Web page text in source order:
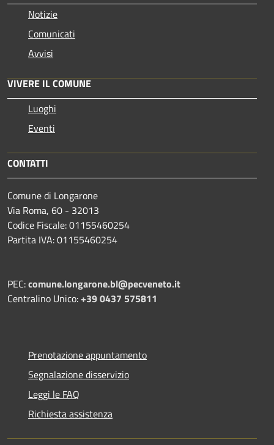
Notizie
Comunicati
Avvisi
VIVERE IL COMUNE
Luoghi
Eventi
CONTATTI
Comune di Longarone
Via Roma, 60 - 32013
Codice Fiscale: 01155460254
Partita IVA: 01155460254
PEC:comune.longarone.bl@pecveneto.it
Centralino Unico:+39 0437 575811
Prenotazione appuntamento
Segnalazione disservizio
Leggi le FAQ
Richiesta assistenza